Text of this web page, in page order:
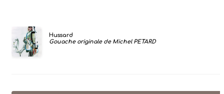
Hussard
Gouache originale de Michel PETARD